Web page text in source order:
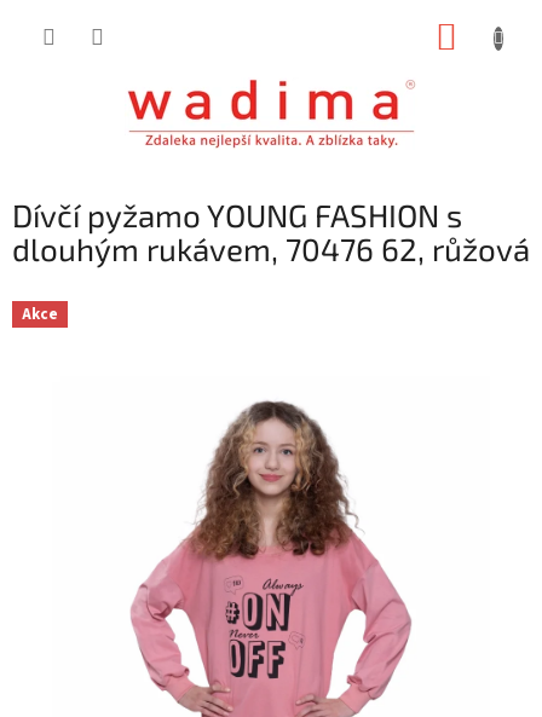
Dívčí pyžamo YOUNG FASHION s
dlouhým rukávem, 70476 62, růžová
Akce